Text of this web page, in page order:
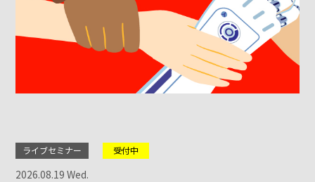
ライブセミナー 受付中
2026.08.19 Wed.